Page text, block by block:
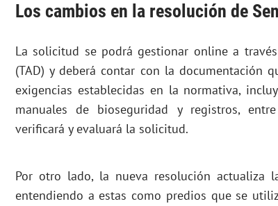
Los cambios en la resolución de
La solicitud se podrá gestionar online a
(TAD) y deberá contar con la documentación
exigencias establecidas en la normativa,
manuales de bioseguridad y registros,
verificará y evaluará la solicitud.
Por otro lado, la nueva resolución actualiza
entendiendo a estas como predios que se